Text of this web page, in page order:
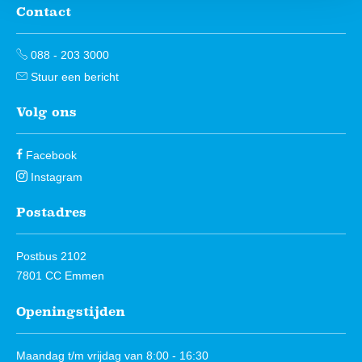
Contactinformatie
Contact
088 - 203 3000
Stuur een bericht
Volg ons
Facebook
Instagram
Postadres
Postbus 2102
7801 CC Emmen
Openingstijden
Maandag t/m vrijdag van 8:00 - 16:30